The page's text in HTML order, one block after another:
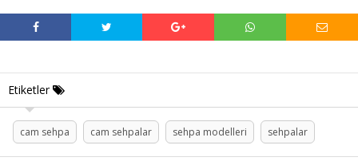
Etiketler
cam sehpa cam sehpalar sehpa modelleri sehpalar